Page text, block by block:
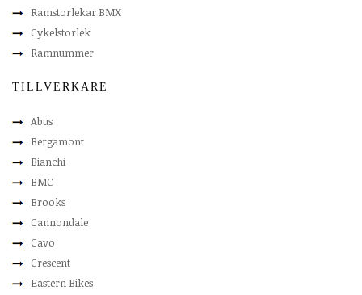
Ramstorlekar BMX
Cykelstorlek
Ramnummer
TILLVERKARE
Abus
Bergamont
Bianchi
BMC
Brooks
Cannondale
Cavo
Crescent
Eastern Bikes